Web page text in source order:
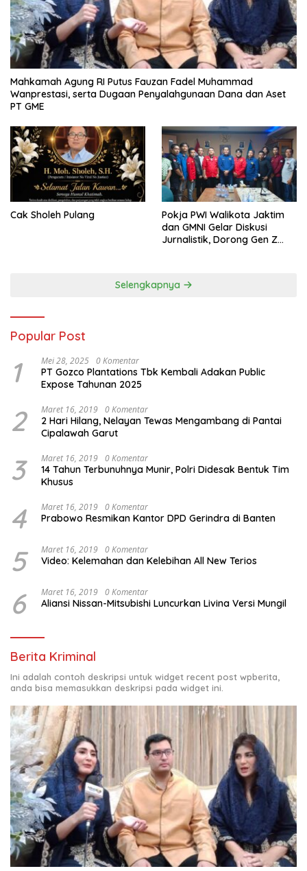
Mahkamah Agung RI Putus Fauzan Fadel Muhammad
Wanprestasi, serta Dugaan Penyalahgunaan Dana dan Aset
PT GME
Cak Sholeh Pulang
Pokja PWI Walikota Jaktim
dan GMNI Gelar Diskusi
Jurnalistik, Dorong Gen Z
Selengkapnya
Popular Post
1 Mei 28, 2025 0 Komentar
PT Gozco Plantations Tbk Kembali Adakan Public
Expose Tahunan 2025
2 Maret 16, 2019 0 Komentar
2 Hari Hilang, Nelayan Tewas Mengambang di Pantai
Cipalawah Garut
3 Maret 16, 2019 0 Komentar
14 Tahun Terbunuhnya Munir, Polri Didesak Bentuk Tim
Khusus
4 Maret 16, 2019 0 Komentar
Prabowo Resmikan Kantor DPD Gerindra di Banten
5 Maret 16, 2019 0 Komentar
Video: Kelemahan dan Kelebihan All New Terios
6 Maret 16, 2019 0 Komentar
Aliansi Nissan-Mitsubishi Luncurkan Livina Versi Mungil
Berita Kriminal
Ini adalah contoh deskripsi untuk widget recent post wpberita,
anda bisa memasukkan deskripsi pada widget ini.